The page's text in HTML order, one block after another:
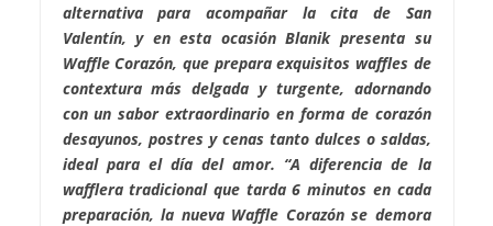
alternativa para acompañar la cita de San
Valentín, y en esta ocasión Blanik presenta su
Waffle Corazón, que prepara exquisitos waffles de
contextura más delgada y turgente, adornando
con un sabor extraordinario en forma de corazón
desayunos, postres y cenas tanto dulces o saldas,
ideal para el día del amor. “A diferencia de la
wafflera tradicional que tarda 6 minutos en cada
preparación, la nueva Waffle Corazón se demora